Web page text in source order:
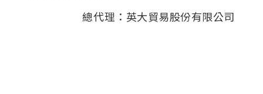
總代理：英大貿易股份有限公司